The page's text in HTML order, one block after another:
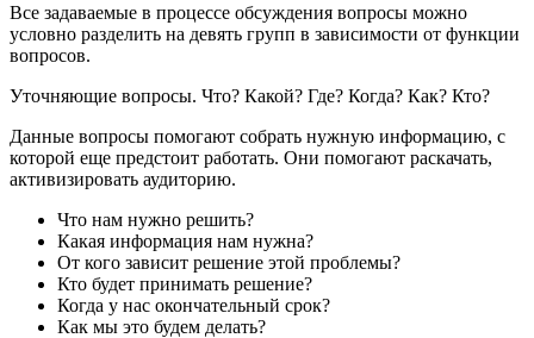
Все задаваемые в процессе обсуждения вопросы можно
условно разделить на девять групп в зависимости от функции
вопросов.
Уточняющие вопросы. Что? Какой? Где? Когда? Как? Кто?
Данные вопросы помогают собрать нужную информацию, с
которой еще предстоит работать. Они помогают раскачать,
активизировать аудиторию.
Что нам нужно решить?
Какая информация нам нужна?
От кого зависит решение этой проблемы?
Кто будет принимать решение?
Когда у нас окончательный срок?
Как мы это будем делать?